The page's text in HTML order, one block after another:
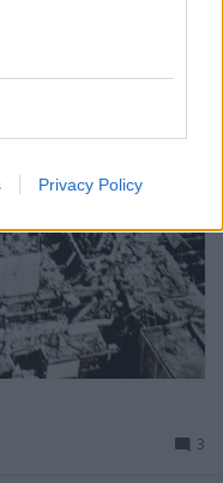
Privacy Policy
3